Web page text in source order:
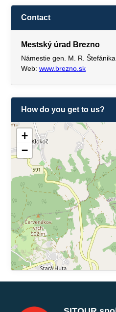
Contact
Mestský úrad Brezno
Námestie gen. M. R.
Web: www.brezno.sk
How do you get to us?
+
−